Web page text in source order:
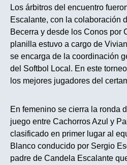
Los árbitros del encuentro
Escalante, con la colaboración
Becerra y desde los Conos por
planilla estuvo a cargo de
se encarga de la coordinación
del Softbol Local. En este
los mejores jugadores del
En femenino se cierra la ronda
juego entre Cachorros Azul y
clasificado en primer lugar al
Blanco conducido por Sergio
padre de Candela Escalante